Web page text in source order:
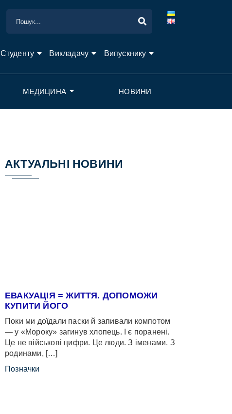
Студенту Викладачу Випускнику
МЕДИЦИНА НОВИНИ
АКТУАЛЬНІ НОВИНИ
ЕВАКУАЦІЯ = ЖИТТЯ. ДОПОМОЖИ
КУПИТИ ЙОГО
Поки ми доїдали паски й запивали компотом
— у «Мороку» загинув хлопець. І є поранені.
Це не військові цифри. Це люди. З іменами. З
родинами, […]
Позначки